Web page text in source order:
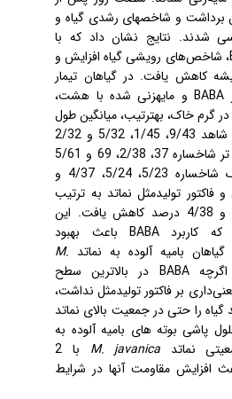
برداشت و شاخص‏های رشدی گیاه و
شدند. نتایج نشان داد که با
شاخص‌های رویشی گیاه افزایش و
کاهش یافت. در گیاهان تیمار
و مایه‏زنی شده با هشت،
گرم خاک، به‏ترتیب، میانگین طول
شاخساره در مقایسه شاهد 9/43، 1/45، 5/32 و 2/32
درصد، میانگین وزن تر شاخساره 37، 2/38، 69 و 5/61
درصد و وزن خشک شاخساره 5/23، 5/24، 4/37 و
فاکتور تولیدمثل نماتد به ترتیب
1/25، 9/25، 1/14 و 4/38 درصد کاهش یافت. این
کاربرد BABAباعث بهبود
بامیه آلوده به نماتدM.
BABAدر بالاترین سطح
بر فاکتور تولیدمثل نداشت،
را حتی در جمعیت بالای نماتد
پاشی بوته های بامیه آلوده به
نماتد M. javanica
مقاومت آنها در شرایط